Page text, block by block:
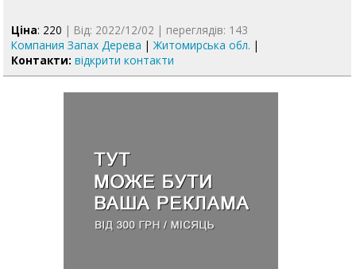
Ціна: 220 | Від: 2022/12/02 | переглядів: 143
Компания Запах Дерева |Житомирська обл. |
Контакти: відкрити контакти